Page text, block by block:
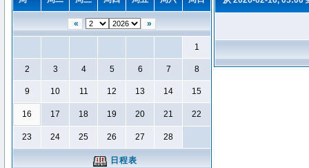
« »
1
2 3 4 5 6 7 8
9 10 11 12 13 14 15
16 17 18 19 20 21 22
23 24 25 26 27 28
日程表